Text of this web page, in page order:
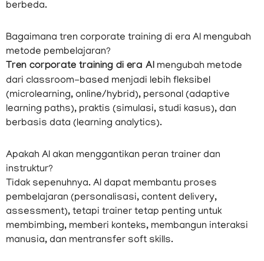
berbeda.
Bagaimana tren corporate training di era AI mengubah
metode pembelajaran?
Tren corporate training di era AI mengubah metode
dari classroom-based menjadi lebih fleksibel
(microlearning, online/hybrid), personal (adaptive
learning paths), praktis (simulasi, studi kasus), dan
berbasis data (learning analytics).
Apakah AI akan menggantikan peran trainer dan
instruktur?
Tidak sepenuhnya. AI dapat membantu proses
pembelajaran (personalisasi, content delivery,
assessment), tetapi trainer tetap penting untuk
membimbing, memberi konteks, membangun interaksi
manusia, dan mentransfer soft skills.